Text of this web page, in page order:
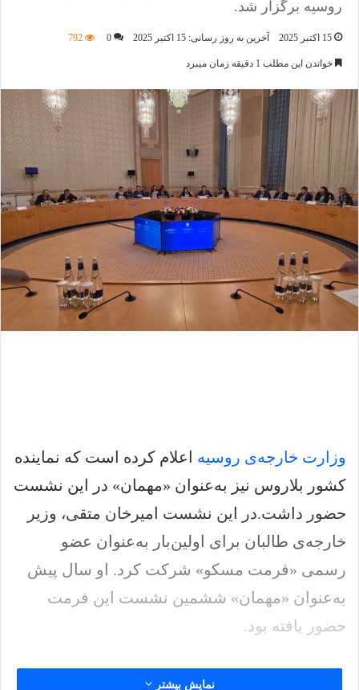
روسیه برگزار شد.
15 اکتبر 2025 آخرین به روز رسانی: 15 اکتبر 2025 0
792
خواندن این مطلب 1 دقیقه زمان میبرد
وزارت خارجه‌ی روسیه اعلام کرده است که نماینده
کشور بلاروس نیز به‌عنوان «مهمان» در این نشست
حضور داشت.در این نشست امیرخان متقی، وزیر
خارجه‌ی طالبان برای اولین‌بار به‌عنوان عضو
رسمی «فرمت مسکو» شرکت کرد. او سال پیش
به‌عنوان «مهمان» ششمین نشست این فرمت
حضور یافته بود.
روسیه پس از به رسمیت شناختن حکومت طالبان
نمایش بیشتر